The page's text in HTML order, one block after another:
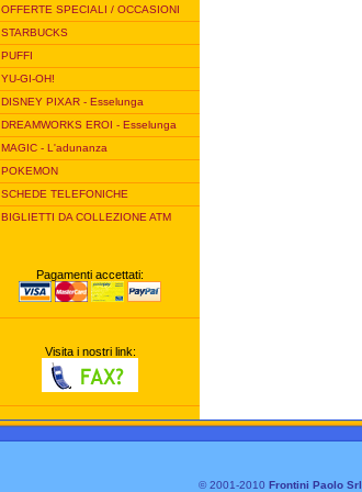
OFFERTE SPECIALI / OCCASIONI
STARBUCKS
PUFFI
YU-GI-OH!
DISNEY PIXAR - Esselunga
DREAMWORKS EROI - Esselunga
MAGIC - L'adunanza
POKEMON
SCHEDE TELEFONICHE
BIGLIETTI DA COLLEZIONE ATM
Pagamenti accettati:
Visita i nostri link:
© 2001-2010 Frontini Paolo Srl